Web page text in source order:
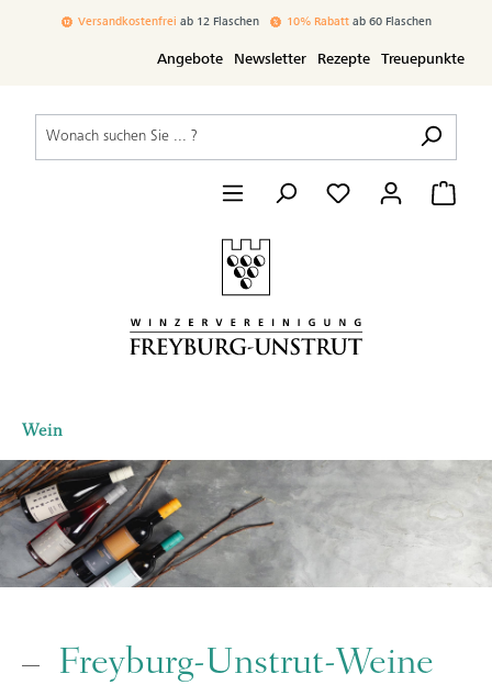
springen
Versandkostenfrei ab 12 Flaschen 10% Rabattab 60 Flaschen
Angebote Newsletter Rezepte Treuepunkte
Wein
Freyburg-Unstrut-Weine